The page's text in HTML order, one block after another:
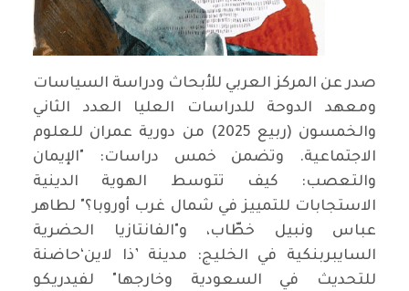
صدر عن المركز العربي للأبحاث ودراسة السياسات
ومعهد الدوحة للدراسات العليا العدد الثاني
والخمسون (ربيع 2025) من دورية عمران للعلوم
الاجتماعية. وتضمن خمس دراسات: "الإيمان
والتعصب: كيف تتوسط الهوية الدينية
الاستجابات للتمييز في شمال غرب أوروبا؟" لطاهر
عباس ونبيل خطّاب، و"الفانتازيا الحضرية
السايبربنكية في الخليج: مدينة ’ذا لاين‘حاضنة
للتحديث في السعودية وخارجها" لفيدريكو